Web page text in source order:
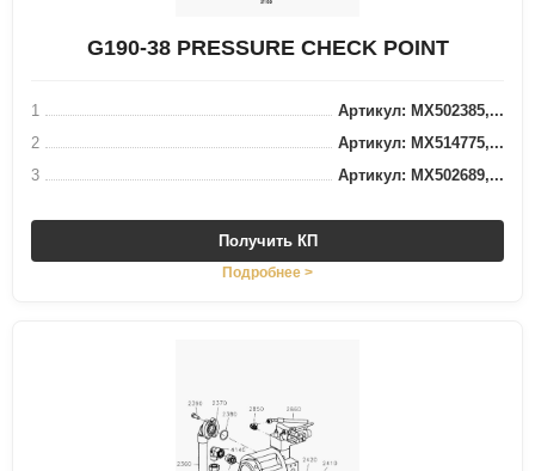
G190-38 PRESSURE CHECK POINT
1
Артикул: MX502385,...
2
Артикул: MX514775,...
3
Артикул: MX502689,...
Получить КП
Подробнее >